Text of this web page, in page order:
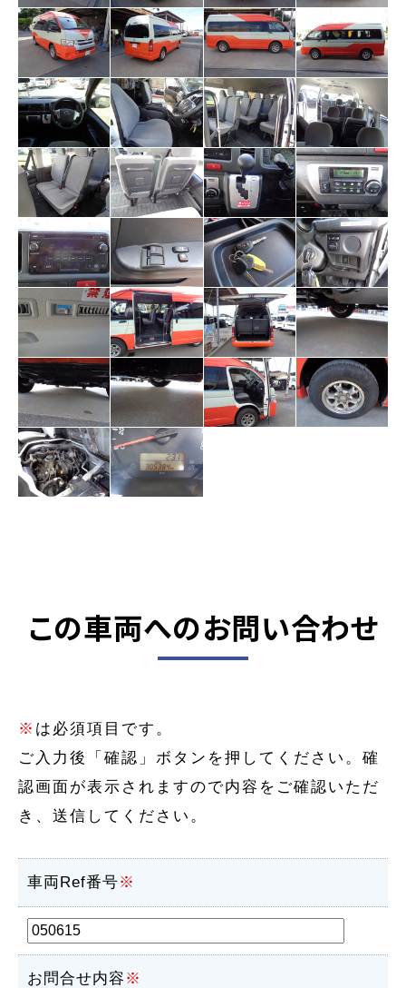
この車両へのお問い合わせ
※ は必須項目です。
ご入力後「確認」ボタンを押してください。確
認画面が表示されますので内容をご確認いただ
き、送信してください。
車両Ref番号※
お問合せ内容 ※